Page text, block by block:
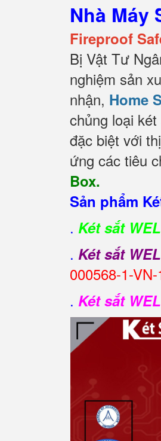
Nhà Máy
Fireproof
Bị Vật Tư
nghiệm sản
nhận, Home
chủng loại két
đặc biệt với
ứng các tiêu
Box.
Sản phẩm
. Két sắt
. Két sắt
000568-1-
. Két sắt